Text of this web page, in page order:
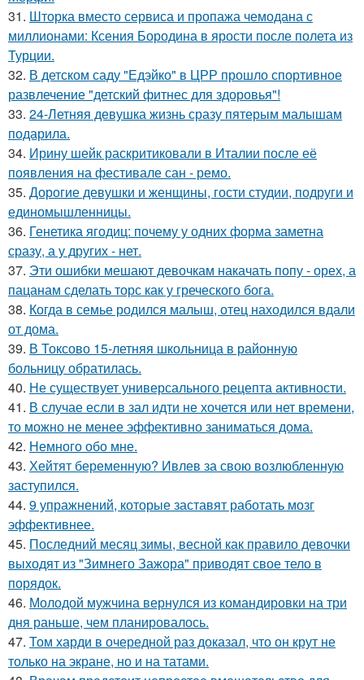
31. Шторка вместо сервиса и пропажа чемодана с
миллионами: Ксения Бородина в ярости после полета из
Турции.
32. В детском саду "Едэйко" в ЦРР прошло спортивное
развлечение "детский фитнес для здоровья"!
33. 24-Летняя девушка жизнь сразу пятерым малышам
подарила.
34. Ирину шейк раскритиковали в Италии после её
появления на фестивале сан - ремо.
35. Дорогие девушки и женщины, гости студии, подруги и
единомышленницы.
36. Генетика ягодиц: почему у одних форма заметна
сразу, а у других - нет.
37. Эти ошибки мешают девочкам накачать попу - орех, а
пацанам сделать торс как у греческого бога.
38. Когда в семье родился малыш, отец находился вдали
от дома.
39. В Токсово 15-летняя школьница в районную
больницу обратилась.
40. Не существует универсального рецепта активности.
41. В случае если в зал идти не хочется или нет времени,
то можно не менее эффективно заниматься дома.
42. Немного обо мне.
43. Хейтят беременную? Ивлев за свою возлюбленную
заступился.
44. 9 упражнений, которые заставят работать мозг
эффективнее.
45. Последний месяц зимы, весной как правило девочки
выходят из "Зимнего Зажора" приводят свое тело в
порядок.
46. Молодой мужчина вернулся из командировки на три
дня раньше, чем планировалось.
47. Том харди в очередной раз доказал, что он крут не
только на экране, но и на татами.